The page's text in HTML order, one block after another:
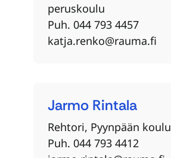
peruskoulu
Puh. 044 793 4457
katja.renko@rauma.fi
Rintala
Jarmo
Rehtori, Pyynpään koulu
Puh. 044 793 4412